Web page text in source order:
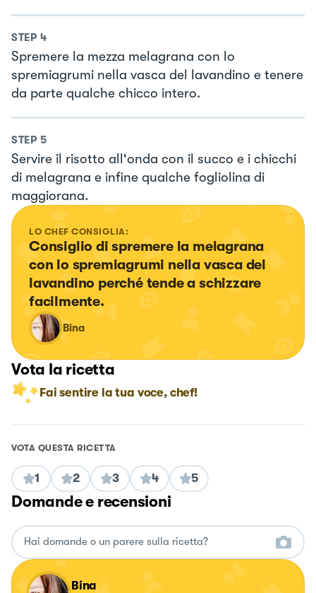
STEP 4
Spremere la mezza melagrana con lo
spremiagrumi nella vasca del lavandino e tenere
da parte qualche chicco intero.
STEP 5
Servire il risotto all'onda con il succo e i chicchi
di melagrana e infine qualche fogliolina di
maggiorana.
LO CHEF CONSIGLIA:
Consiglio di spremere la melagrana
con lo spremiagrumi nella vasca del
lavandino perché tende a schizzare
facilmente.
Bina
Vota la ricetta
Fai sentire la tua voce, chef!
VOTA QUESTA RICETTA
1 2 3 4 5
Domande e recensioni
Bina